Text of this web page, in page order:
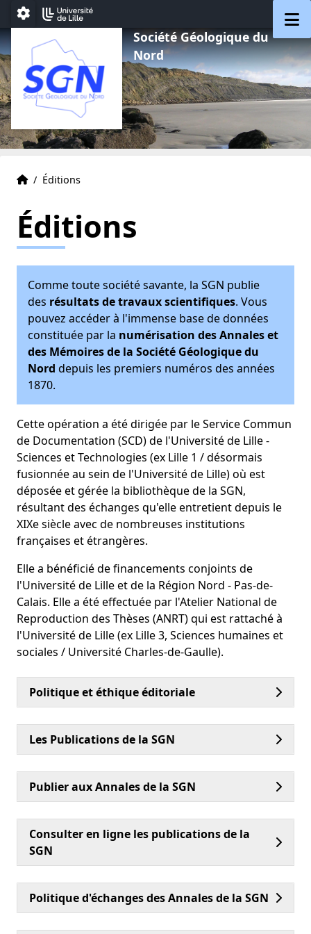
Aller au menu
Aller au contenu
Aller au pied de page
Paramétrage
Société Géologique du
Nord
Accueil
Accueil
/ Éditions
Éditions
Comme toute société savante, la SGN publie
des résultats de travaux scientifiques. Vous
pouvez accéder à l'immense base de données
constituée par la numérisation des Annales et
des Mémoires de la Société Géologique du
Nord depuis les premiers numéros des années
1870.
Cette opération a été dirigée par le Service Commun
de Documentation (SCD) de l'Université de Lille -
Sciences et Technologies (ex Lille 1 / désormais
fusionnée au sein de l'Université de Lille) où est
déposée et gérée la bibliothèque de la SGN,
résultant des échanges qu'elle entretient depuis le
XIXe siècle avec de nombreuses institutions
françaises et étrangères.
Elle a bénéficié de financements conjoints de
l'Université de Lille et de la Région Nord - Pas-de-
Calais. Elle a été effectuée par l'Atelier National de
Reproduction des Thèses (ANRT) qui est rattaché à
l'Université de Lille (ex Lille 3, Sciences humaines et
sociales / Université Charles-de-Gaulle).
Politique et éthique éditoriale
Les Publications de la SGN
Publier aux Annales de la SGN
Consulter en ligne les publications de la
SGN
Politique d'échanges des Annales de la SGN